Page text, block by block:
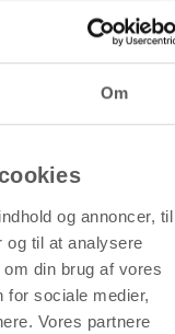
Om
og annoncer, til
og til at analysere
din brug af vores
for sociale medier,
Vores partnere
B: 15,5 cm,
B: 15,5 cm,